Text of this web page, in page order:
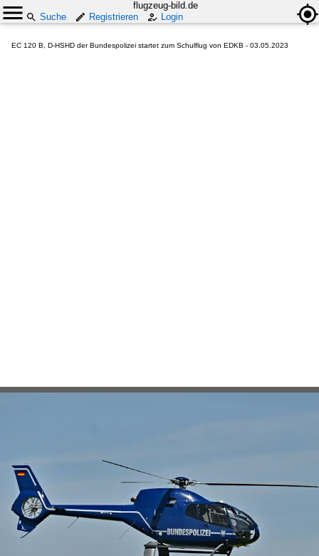
flugzeug-bild.de
Suche
Registrieren Login
EC 120 B, D-HSHD der Bundespolizei startet zum Schulflug von EDKB - 03.05.2023